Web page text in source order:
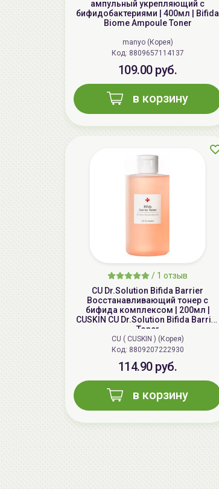
aмпульный укрепляющий с
бифидобактериями | 400мл | Bifida
Biome Ampoule Toner
manyo (Корея)
Код: 8809657114137
109.00 руб.
в корзину
/ 1 отзыв
CU Dr.Solution Bifida Barrier
Восстанавливающий тонер с
бифида комплексом | 200мл |
CUSKIN CU Dr.Solution Bifida Barrier
Toner
CU ( CUSKIN ) (Корея)
Код: 8809207222930
114.90 руб.
в корзину